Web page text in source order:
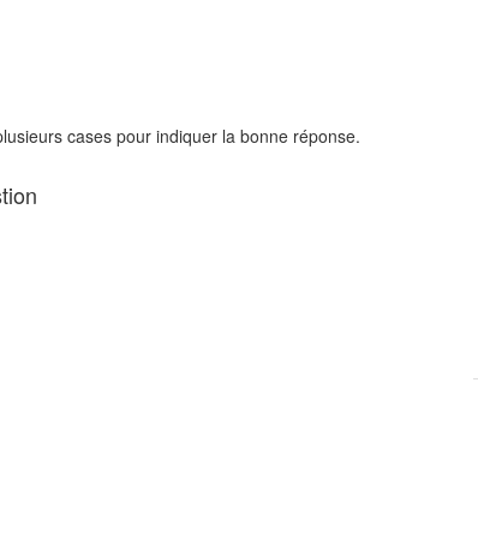
cases pour indiquer la bonne réponse.